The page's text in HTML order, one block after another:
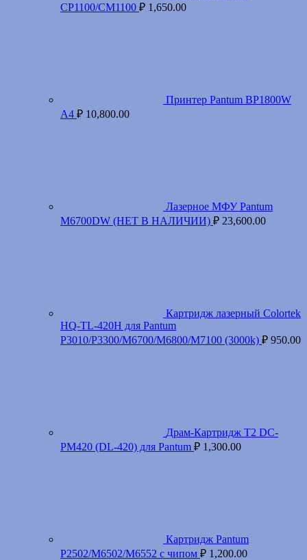
CP1100/CM1100 ₽ 1,650.00
Принтер Pantum BP1800W
A4 ₽ 10,800.00
Лазерное МФУ Pantum
M6700DW (НЕТ В НАЛИЧИИ) ₽ 23,600.00
Картридж лазерный Colortek
HQ-TL-420H для Pantum
P3010/P3300/M6700/M6800/M7100 (3000k) ₽ 950.00
Драм-Картридж T2 DC-
PM420 (DL-420) для Pantum ₽ 1,300.00
Картридж Pantum
P2502/M6502/M6552 с чипом ₽ 1,200.00